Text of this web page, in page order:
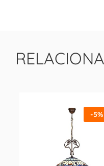
-5%